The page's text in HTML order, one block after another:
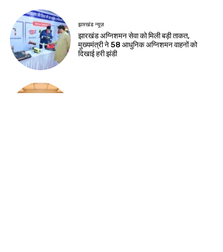
नवीनतम लेख
झारखंड न्यूज़